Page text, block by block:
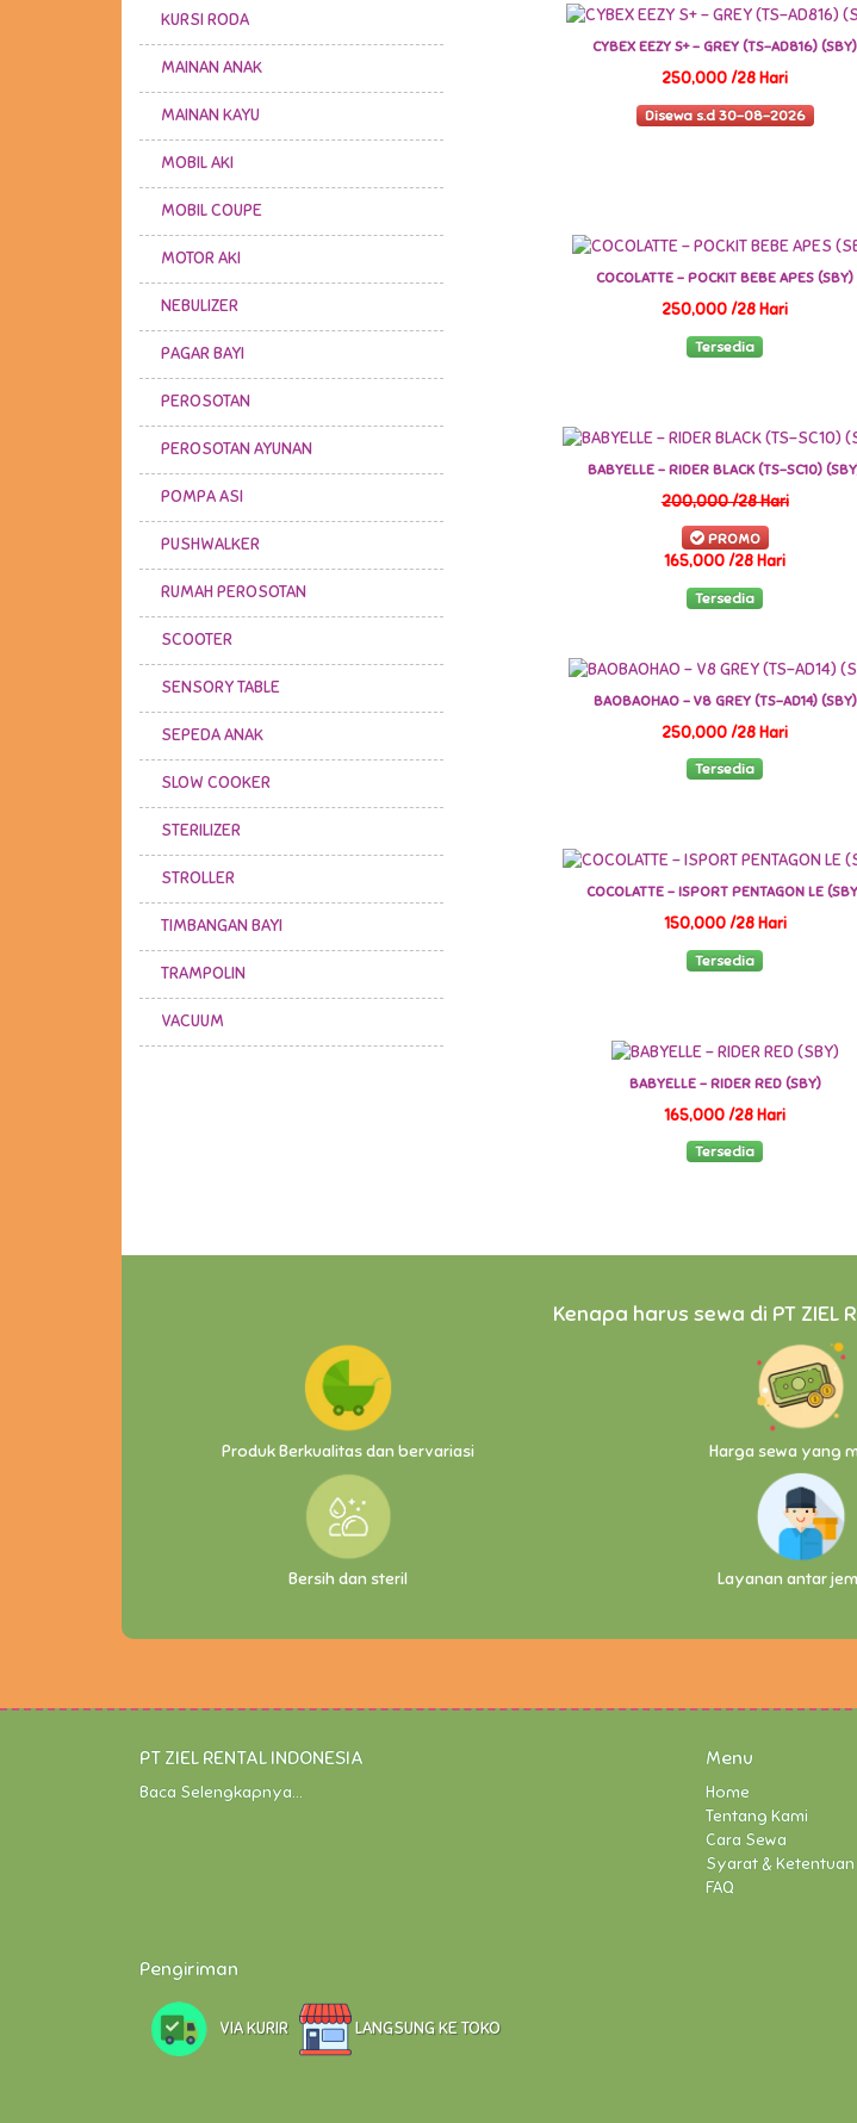
KURSI RODA
MAINAN ANAK
MAINAN KAYU
MOBIL AKI
MOBIL COUPE
MOTOR AKI
NEBULIZER
PAGAR BAYI
PEROSOTAN
PEROSOTAN AYUNAN
POMPA ASI
PUSHWALKER
RUMAH PEROSOTAN
SCOOTER
SENSORY TABLE
SEPEDA ANAK
SLOW COOKER
STERILIZER
STROLLER
TIMBANGAN BAYI
TRAMPOLIN
VACUUM
CYBEX EEZY S+ - GREY (TS-AD816) (SBY)
250,000 /28 Hari
Disewa s.d 30-08-2026
COCOLATTE - POCKIT BEBE APES (SBY)
250,000 /28 Hari
Tersedia
BABYELLE - RIDER BLACK (TS-SC10)
200,000 /28 Hari
PROMO
165,000 /28 Hari
Tersedia
BAOBAOHAO - V8 GREY (TS-AD14) (SBY)
250,000 /28 Hari
Tersedia
COCOLATTE - ISPORT PENTAGON LE
150,000 /28 Hari
Tersedia
BABYELLE - RIDER RED (SBY)
165,000 /28 Hari
Tersedia
Kenapa harus sewa di PT ZIEL
Produk Berkualitas dan bervariasi Harga sewa yang
Bersih dan steril Layanan antar
PT ZIEL RENTAL INDONESIA
Baca Selengkapnya...
Menu
Home
Tentang Kami
Cara Sewa
Syarat & Ketentuan
FAQ
Pengiriman
VIA KURIR LANGSUNG KE TOKO